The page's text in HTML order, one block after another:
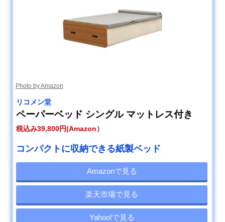
Photo by Amazon
リコメン堂
ペーパーベッド シングル マットレス付き
税込み39,800円(Amazon）
コンパクトに収納できる紙製ベッド
Amazonで見る
楽天市場で見る
Yahoo!で見る